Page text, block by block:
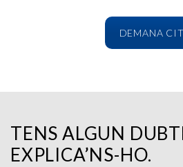
DEMANA
TENS ALGUN
EXPLICA’NS-HO.